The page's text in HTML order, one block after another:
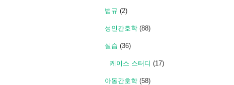
법규 (2)
성인간호학 (88)
실습 (36)
케이스 스터디 (17)
아동간호학 (58)